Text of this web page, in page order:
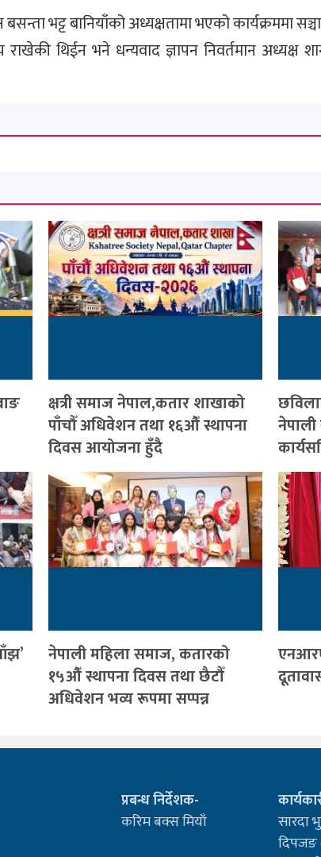
भट्ट बानियाँको अध्यक्षतामा भएको कार्यक्रममा
राखेकी थिईन भने धन्यवाद ज्ञापन निवर्तमान अध्यक्ष
क्षत्री समाज नेपाल,कतार शाखाको
पाँचौँ अधिवेशन तथा १६औँ स्थापना
दिवस आयोजना हुँदै
नेपाली महिला समाज, कतारको
१५औँ स्थापना दिवस तथा छैटौँ
अधिवेशन भव्य रूपमा सप्पन्न
प्रबन्ध निर्देशक-
करिम बक्स मियाँ
सारदा
दिपजङ